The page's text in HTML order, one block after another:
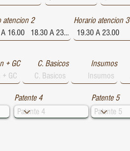
atencion 2 Horario atencion 3
+ GC C. Basicos Insumos
Patente 4 Patente 5